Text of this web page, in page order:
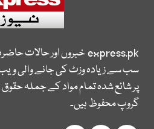
express.pkخبروں اور حالات
سب سے زیادہ وزٹ کی جانے والی
پر شائع شدہ تمام مواد کے جملہ
گروپ محفوظ ہیں۔